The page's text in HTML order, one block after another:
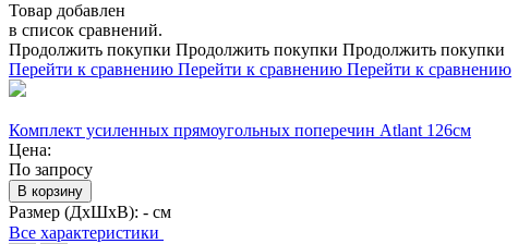
Товар добавлен
в список сравнений.
Продолжить покупки Продолжить покупки Продолжить покупки
Перейти к сравнению Перейти к сравнению Перейти к сравнению
Комплект усиленных прямоугольных поперечин Atlant 126см
Цена:
По запросу
В корзину
Размер (ДхШхВ): - см
Все характеристики